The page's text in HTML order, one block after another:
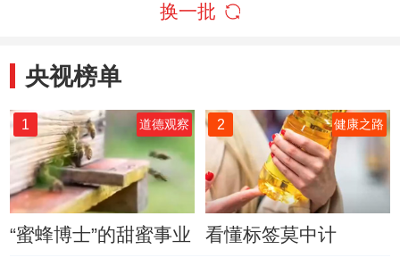
换一批
央视榜单
1 道德观察
“蜜蜂博士”的甜蜜事业
2 健康之路
看懂标签莫中计